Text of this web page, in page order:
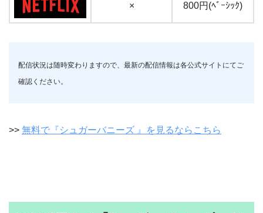
× 800円(ﾍﾞｰｼｯｸ)
配信状況は随時変わりますので、最新の配信情報は各公式サイトにてご
確認ください。
>> 無料で『シュガーバニーズ 』を見るならこちら